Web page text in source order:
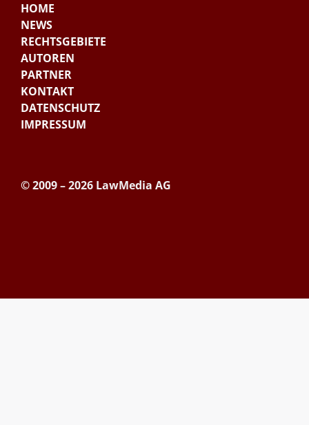
HOME
NEWS
RECHTSGEBIETE
AUTOREN
PARTNER
KONTAKT
DATENSCHUTZ
IMPRESSUM
© 2009 – 2026 LawMedia AG